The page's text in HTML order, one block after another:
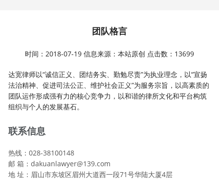
团队格言
时间：2018-07-19 信息来源：本站原创 点击数：13699
达宽律师以“诚信正义、团结务实、勤勉尽责”为执业理念，以“宣扬
法治精神、促进司法公正、维护社会正义”为服务宗旨，以高素质的
团队运作形成强有力的核心竞争力，以和谐的律所文化和平台构筑
组织与个人的发展基石。
联系信息
热线：028-38100148
邮 箱：dakuanlawyer@139.com
地 址：眉山市东坡区眉州大道西一段71号华陆大厦4层